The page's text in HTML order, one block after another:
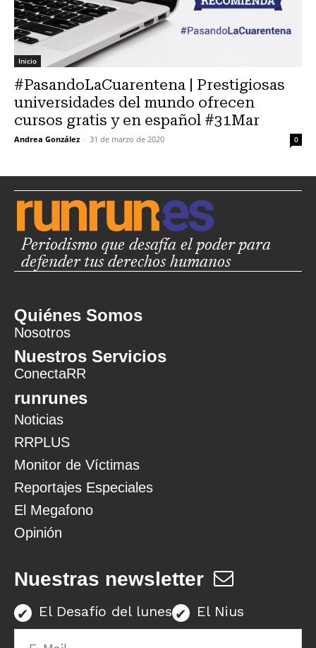
Inicio
#PasandoLaCuarentena | Prestigiosas
universidades del mundo ofrecen
cursos gratis y en español #31Mar
Andrea González - 31 de marzo de 2020 0
Periodismo que desafía el poder para
defender tus derechos humanos
Quiénes Somos
Nosotros
Nuestros Servicios
ConectaRR
runrunes
Noticias
RRPLUS
Monitor de Víctimas
Reportajes Especiales
El Megafono
Opinión
Nuestras newsletter
El Desafío del lunes El Nius